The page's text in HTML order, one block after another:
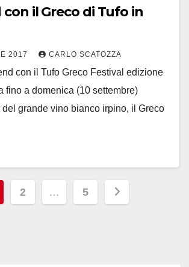
il Greco di Tufo in
2017 CARLO SCATOZZA
con il Tufo Greco Festival edizione
fino a domenica (10 settembre)
del grande vino bianco irpino, il Greco
2 … 5